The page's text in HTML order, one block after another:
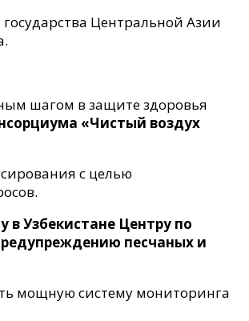
Центральной Азии
шагом в защите здоровья
«Чистый воздух
с целью
Узбекистане Центру по
песчаных и
мощную систему мониторинга